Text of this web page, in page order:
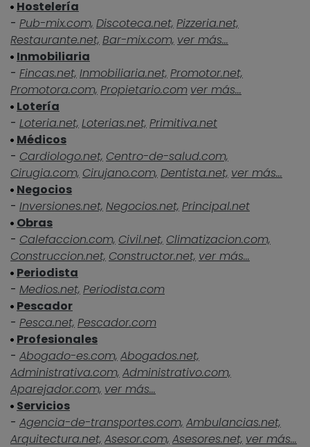
Hostelería
- Pub-mix.com, Discoteca.net, Pizzeria.net,
Restaurante.net, Bar-mix.com, ver más...
Inmobiliaria
- Fincas.net, Inmobiliaria.net, Promotor.net,
Promotora.com, Propietario.com ver más...
Lotería
- Loteria.net, Loterias.net, Primitiva.net
Médicos
- Cardiologo.net, Centro-de-salud.com,
Cirugia.com, Cirujano.com, Dentista.net, ver más...
Negocios
- Inversiones.net, Negocios.net, Principal.net
Obras
- Calefaccion.com, Civil.net, Climatizacion.com,
Construccion.net, Constructor.net, ver más...
Periodista
- Medios.net, Periodista.com
Pescador
- Pesca.net, Pescador.com
Profesionales
- Abogado-es.com, Abogados.net,
Administrativa.com, Administrativo.com,
Aparejador.com, ver más...
Servicios
- Agencia-de-transportes.com, Ambulancias.net,
Arquitectura.net, Asesor.com, Asesores.net, ver más...